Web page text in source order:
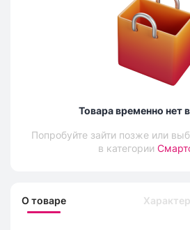
Товара временно нет
Попробуйте зайти позже или
в категории
О товаре